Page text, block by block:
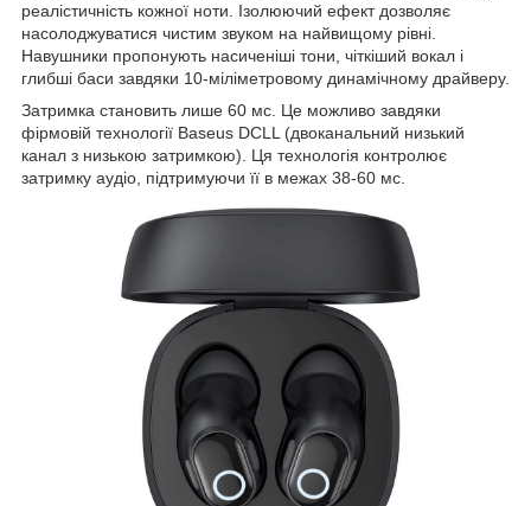
реалістичність кожної ноти. Ізолюючий ефект дозволяє
насолоджуватися чистим звуком на найвищому рівні.
Навушники пропонують насиченіші тони, чіткіший вокал і
глибші баси завдяки 10-міліметровому динамічному драйверу.
Затримка становить лише 60 мс. Це можливо завдяки
фірмовій технології Baseus DCLL (двоканальний низький
канал з низькою затримкою). Ця технологія контролює
затримку аудіо, підтримуючи її в межах 38-60 мс.